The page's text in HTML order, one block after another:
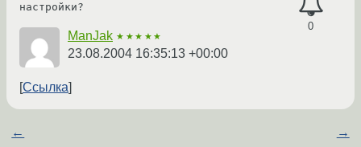
0
ManJak ★★★★★
23.08.2004 16:35:13 +00:00
Ссылка
← →